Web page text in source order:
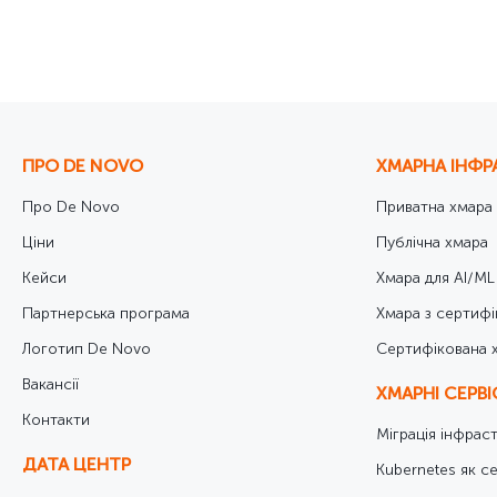
ПРО DE NOVO
Про De Novo
Ціни
Кейси
Партнерська програма
Логотип De Novo
Вакансії
Контакти
ДАТА ЦЕНТР
ХМАРНА
Приватна хмара
Публічна хмара
Хмара для AI/ML
Хмара з
Cертифікована
ХМАРНІ
Міграція
Kubernetes як